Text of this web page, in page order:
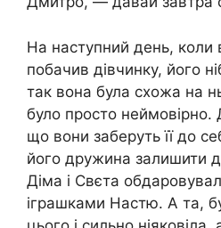
На наступний день, коли
побачив дівчинку, його
так вона була схожа на
було просто неймовірно.
що вони заберуть її до
його дружина залишити
Діма і Свєта
іграшками Настю. А та,